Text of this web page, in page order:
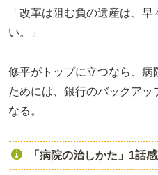
「改革は阻む負の遺産は、
い。」
修平がトップに立つなら、
ためには、銀行のバックア
なる。
「病院の治しかた」1話